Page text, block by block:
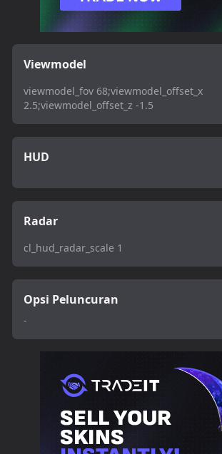
Viewmodel
viewmodel_fov 68;viewmodel_offset_x
2.5;viewmodel_offset_z -1.5
HUD
Radar
cl_hud_radar_scale 1
Opsi Peluncuran
-